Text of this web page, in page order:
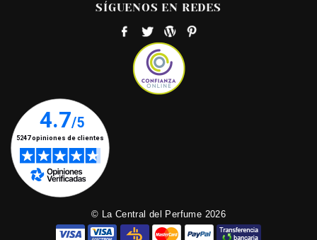
SÍGUENOS EN REDES
© La Central del Perfume 2026